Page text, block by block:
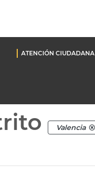
ATENCIÓN CIUDADANA
Valencia